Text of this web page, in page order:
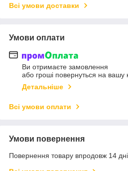
Всі умови доставки
Умови оплати
Ви отримаєте замовлення
або гроші повернуться на вашу
Детальніше
Всі умови оплати
Умови повернення
Повернення товару впродовж 14